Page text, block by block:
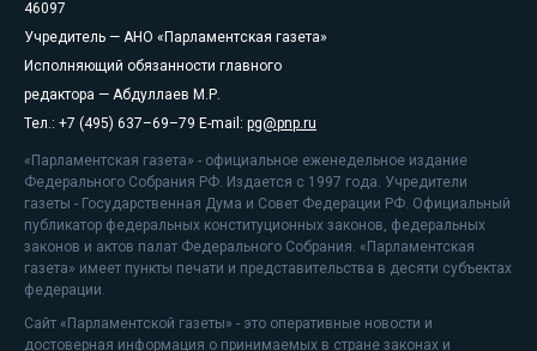
46097
Учредитель — АНО «Парламентская газета»
Исполняющий обязанности главного
редактора — Абдуллаев М.Р.
Тел.: +7 (495) 637–69–79 E-mail: pg@pnp.ru
«Парламентская газета» - официальное еженедельное издание
Федерального Собрания РФ. Издается с 1997 года. Учредители
газеты - Государственная Дума и Совет Федерации РФ. Официальный
публикатор федеральных конституционных законов, федеральных
законов и актов палат Федерального Собрания. «Парламентская
газета» имеет пункты печати и представительства в десяти субъектах
федерации.
Сайт «Парламентской газеты» - это оперативные новости и
достоверная информация о принимаемых в стране законах и